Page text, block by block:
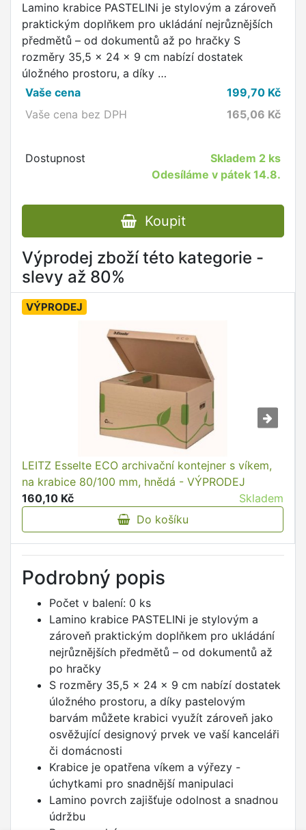
Lamino krabice PASTELINi je stylovým a zároveň
praktickým doplňkem pro ukládání nejrůznějších
předmětů – od dokumentů až po hračky S
rozměry 35,5 x 24 x 9 cm nabízí dostatek
úložného prostoru, a díky …
Vaše cena
199,70 Kč
Vaše cena bez DPH
165,06 Kč
Dostupnost Skladem 2 ks
Odesíláme v pátek 14.8.
Koupit
Výprodej zboží této kategorie -
slevy až 80%
VÝPRODEJ
LEITZ Esselte ECO archivační kontejner s víkem,
na krabice 80/100 mm, hnědá - VÝPRODEJ
160,10 Kč
Skladem
Do košíku
Podrobný popis
Počet v balení: 0 ks
Lamino krabice PASTELINi je stylovým a
zároveň praktickým doplňkem pro ukládání
nejrůznějších předmětů – od dokumentů až
po hračky
S rozměry 35,5 x 24 x 9 cm nabízí dostatek
úložného prostoru, a díky pastelovým
barvám můžete krabici využít zároveň jako
osvěžující designový prvek ve vaší kanceláři
či domácnosti
Krabice je opatřena víkem a výřezy -
úchytkami pro snadnější manipulaci
Lamino povrch zajišťuje odolnost a snadnou
údržbu